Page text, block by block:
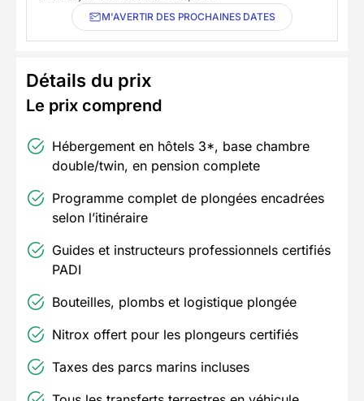
M'AVERTIR DES PROCHAINES DATES
Détails du prix
Le prix comprend
Hébergement en hôtels 3*, base chambre
double/twin, en pension complete
Programme complet de plongées encadrées
selon l’itinéraire
Guides et instructeurs professionnels certifiés
PADI
Bouteilles, plombs et logistique plongée
Nitrox offert pour les plongeurs certifiés
Taxes des parcs marins incluses